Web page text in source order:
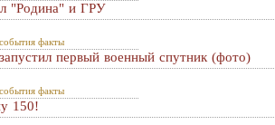
"Родина" и ГРУ
факты
первый военный спутник (фото)
факты
150!